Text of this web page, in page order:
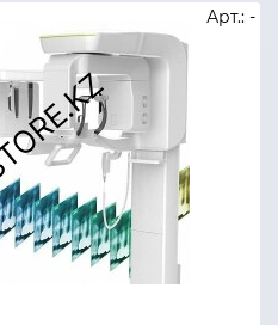
Арт.: -